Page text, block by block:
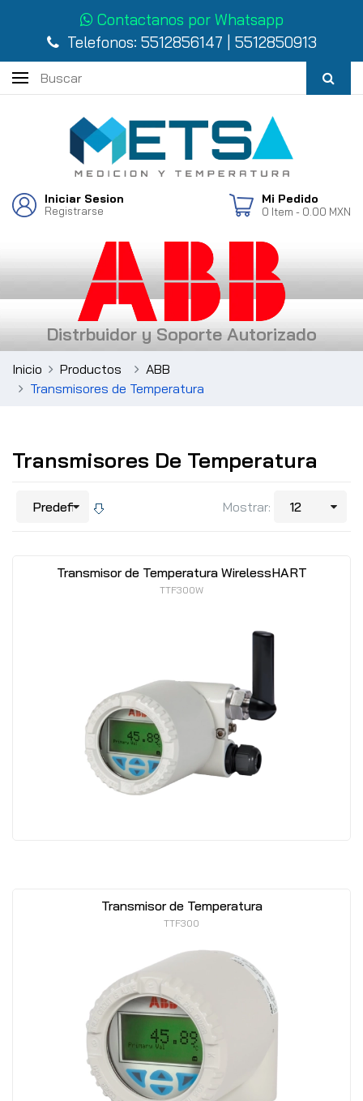
Contactanos por Whatsapp
Telefonos: 5512856147 5512850913
Iniciar Sesion
Registrarse
Mi Pedido
0 Item - 0.00 MXN
Distrbuidor y Soporte Autorizado
Inicio Productos
ABB
Transmisores de Temperatura
Transmisores De Temperatura
Mostrar:
Transmisor de Temperatura WirelessHART
TTF300W
Transmisor de Temperatura
TTF300